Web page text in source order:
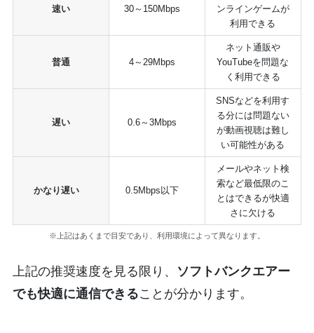
速い 30～150Mbps
ンラインゲームが
利用できる
普通 4～29Mbps
ネット通販や
YouTubeを問題な
く利用できる
遅い 0.6～3Mbps
SNSなどを利用す
る分には問題ない
が動画視聴は難し
い可能性がある
かなり遅い 0.5Mbps以下
メールやネット検
索など最低限のこ
とはできるが快適
さに欠ける
※上記はあくまで目安であり、利用環境によって異なります。
上記の推奨速度を見る限り、
ソフトバンクエアー
でも快適に通信できることが分かります。